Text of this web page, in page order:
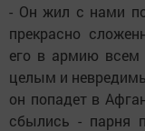
- Он жил с нами
прекрасно
его в армию всем
целым и
он попадет в
сбылись - парня